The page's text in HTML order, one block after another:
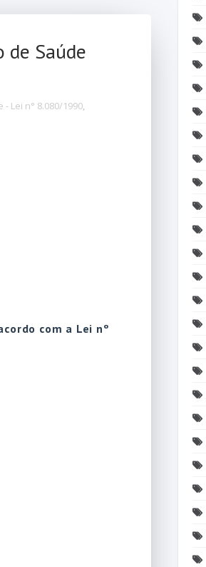
de Saúde
Lei n° 8.080/1990,
com a Lei nº